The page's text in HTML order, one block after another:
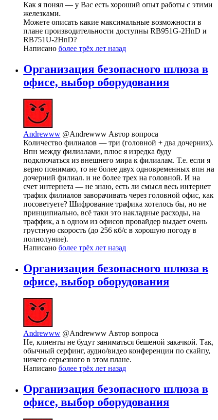
Как я понял — у Вас есть хороший опыт работы с этими
железками.
Можете описать какие максимальные возможности в
плане производительности доступны RB951G-2HnD и
RB751U-2HnD?
Написано более трёх лет назад
Организация безопасного шлюза в
офисе, выбор оборудования
Andrewww @Andrewww Автор вопроса
Количество филиалов — три (головной + два дочерних).
Впн между филиалами, плюс я изредка буду
подключаться из внешнего мира к филиалам. Т.е. если я
верно понимаю, то не более двух одновременных впн на
дочерний филиал. и не более трех на головной. И на
счет интернета — не знаю, есть ли смысл весь интернет
трафик филиалов заворачивать через головной офис, как
посоветуете? Шифрование трафика хотелось бы, но не
принципиально, всё таки это накладные расходы, на
траффик, а в одном из офисов провайдер выдает очень
грустную скорость (до 256 кб/с в хорошую погоду в
полнолуние).
Написано более трёх лет назад
Организация безопасного шлюза в
офисе, выбор оборудования
Andrewww @Andrewww Автор вопроса
Не, клиенты не будут заниматься бешеной закачкой. Так,
обычный серфинг, аудио/видео конференции по скайпу,
ничего серьезного в этом плане.
Написано более трёх лет назад
Организация безопасного шлюза в
офисе, выбор оборудования